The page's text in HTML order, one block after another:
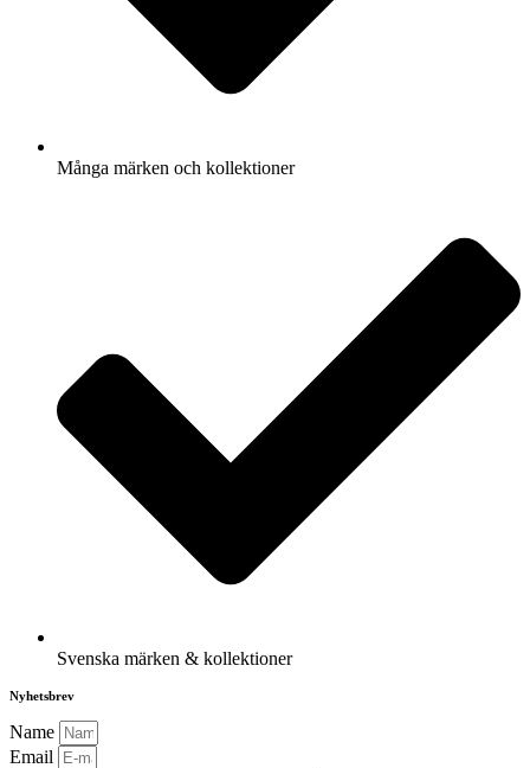
Många märken och kollektioner
Svenska märken & kollektioner
Nyhetsbrev
Name
Email